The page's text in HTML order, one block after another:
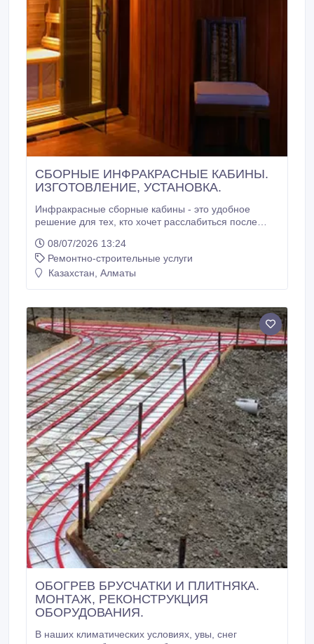
СБОРНЫЕ ИНФРАКРАСНЫЕ КАБИНЫ.
ИЗГОТОВЛЕНИЕ, УСТАНОВКА.
Инфракрасные сборные кабины - это удобное
решение для тех, кто хочет расслабиться после
установить в пустующем маленьком помещении.
Инфракрасные элементы в сауне вырабатывают
сухое, длинноволновое тепло, которые благотворно
стрессы.
08/07/2026 13:24
Ремонтно-строительные услуги
Казахстан, Алматы
ОБОГРЕВ БРУСЧАТКИ И ПЛИТНЯКА.
МОНТАЖ, РЕКОНСТРУКЦИЯ
ОБОРУДОВАНИЯ.
В наших климатических условиях, увы, снег